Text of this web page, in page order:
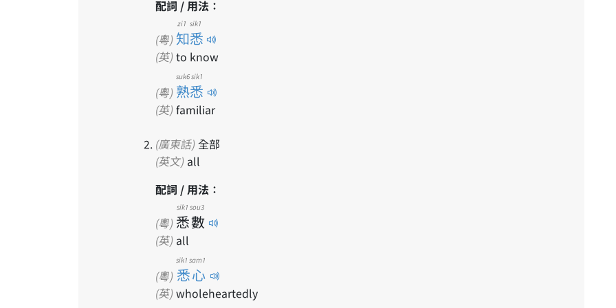
配詞 / 用法：
(粵) 知悉
zi1 sik1
(英) to know
(粵) 熟悉
suk6 sik1
(英) familiar
(廣東話) 全部
(英文) all
配詞 / 用法：
(粵) 悉
sik1
數
sou3
(英) all
(粵) 悉心
sik1 sam1
(英) wholeheartedly